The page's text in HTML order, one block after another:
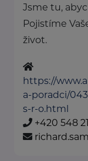
Jsme tu,
Pojistíme
život.
https://
a-poradci/
s-r-o.html
+420 548